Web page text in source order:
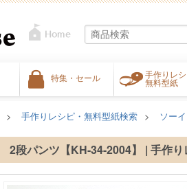
特集・セール
手作りレシ
無料型紙
手作りレシピ・無料型紙検索 ソー
2段パンツ【KH-34-2004】 | 手作